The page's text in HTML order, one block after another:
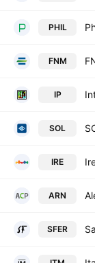
PHIL
FNM
IP
SOL
IRE
ARN
SFER